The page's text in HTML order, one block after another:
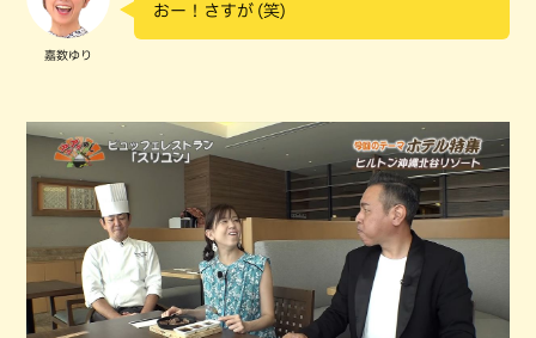
嘉数ゆり
おー！さすが (笑)